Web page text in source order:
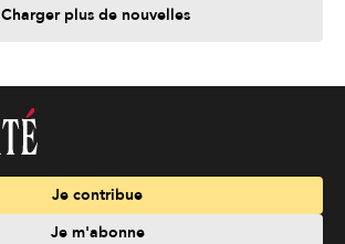
Charger plus de nouvelles
Je contribue
Je m'abonne